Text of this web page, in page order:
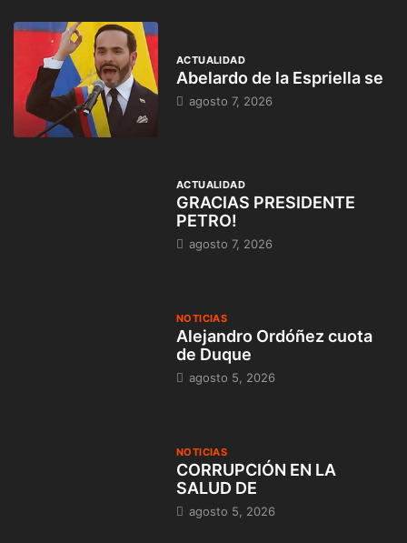
ACTUALIDAD
Abelardo de la Espriella se
agosto 7, 2026
ACTUALIDAD
GRACIAS PRESIDENTE
PETRO!
agosto 7, 2026
NOTICIAS
Alejandro Ordóñez cuota
de Duque
agosto 5, 2026
NOTICIAS
CORRUPCIÓN EN LA
SALUD DE
agosto 5, 2026